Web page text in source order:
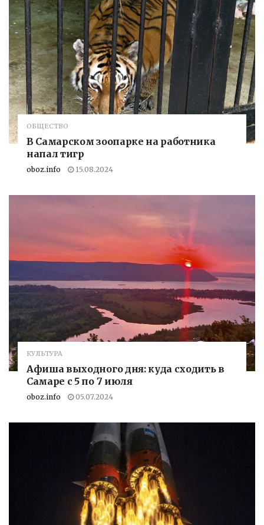
ОБЩЕСТВО
В Самарском зоопарке на работника
напал тигр
oboz.info 15.08.2024
КУЛЬТУРА
Афиша выходного дня: куда сходить в
Самаре с 5 по 7 июля
oboz.info 05.07.2024